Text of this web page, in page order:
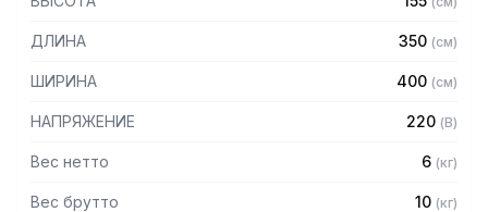
— Конструкция из нержавеющей стали
— Диаметр конфорки 230 мм
— 7-позиционный переключатель нагрева
— Световой индикатор работы нагревательного
ДЛИНА 350 (см)
ШИРИНА 400 (см)
НАПРЯЖЕНИЕ 220 (В)
Вес нетто 6 (кг)
Вес брутто 10 (кг)